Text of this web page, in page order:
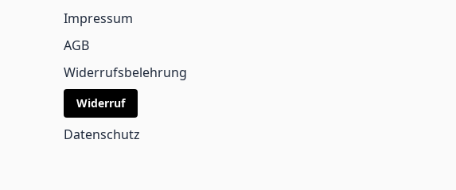
Impressum
AGB
Widerrufsbelehrung
Widerruf
Datenschutz